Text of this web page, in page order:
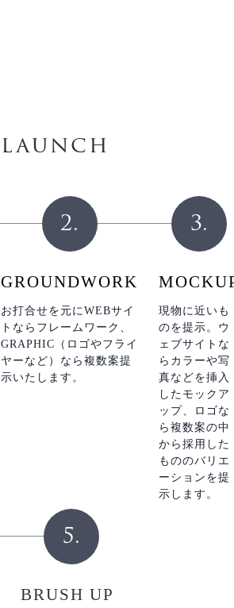
launch
2.
GROUNDWORK
お打合せを元にWEBサイ
トならフレームワーク、
GRAPHIC（ロゴやフライ
ヤーなど）なら複数案提
示いたします。
3.
現物に近いも
のを提示。ウ
ェブサイトな
らカラーや写
真などを挿入
したモックア
ップ、ロゴな
ら複数案の中
から採用した
もののバリエ
ーションを提
示します。
5.
BRUSH UP